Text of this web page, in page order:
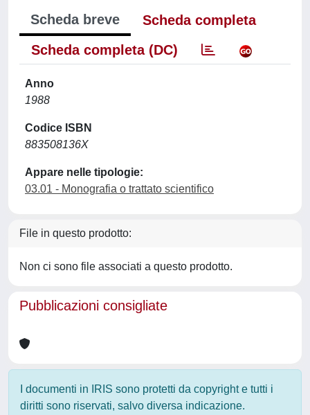
Scheda breve
Scheda completa
Scheda completa (DC)
Anno
1988
Codice ISBN
883508136X
Appare nelle tipologie:
03.01 - Monografia o trattato scientifico
File in questo prodotto:
Non ci sono file associati a questo prodotto.
Pubblicazioni consigliate
I documenti in IRIS sono protetti da copyright e tutti i
diritti sono riservati, salvo diversa indicazione.